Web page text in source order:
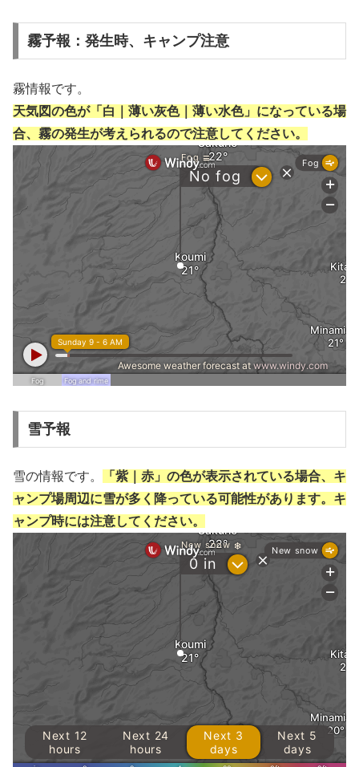
霧予報：発生時、キャンプ注意
霧情報です。
天気図の色が「白｜薄い灰色｜薄い水色」になっている場
合、霧の発生が考えられるので注意してください。
雪予報
雪の情報です。
「紫｜赤」の色が表示されている場合、キ
ャンプ場周辺に雪が多く降っている可能性があります。キ
ャンプ時には注意してください。